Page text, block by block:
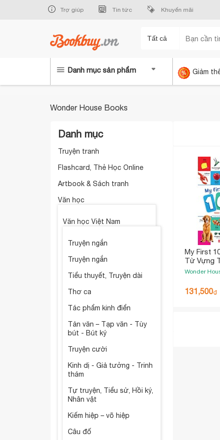
Trợ giúp Tin tức Khuyến mãi
Tất cả
Danh mục sản phẩm Giảm
Wonder House Books
Danh mục
Truyện tranh
Flashcard, Thẻ Học Online
Artbook & Sách tranh
Văn học
Văn học Việt Nam
Truyện ngắn
Truyện ngắn
Tiểu thuyết, Truyện dài
Thơ ca
Tác phẩm kinh điển
Tản văn – Tạp văn - Tùy
bút - Bút ký
Truyện cười
Kinh dị - Giả tưởng - Trinh
thám
Tự truyện, Tiểu sử, Hồi ký,
Nhân vật
Kiếm hiệp – võ hiệp
Câu đố
My First
Từ Vựng
Tiên Cho
Wonder
131,500₫